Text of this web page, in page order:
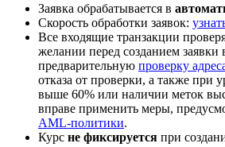
Заявка обрабатывается в
Скорость обработки заявок:
Все входящие транзакции
желании перед созданием
предварительную проверку
отказа от проверки, а также при
выше 60% или наличии меток
вправе применить меры,
AML-политики.
Курс не фиксируется при